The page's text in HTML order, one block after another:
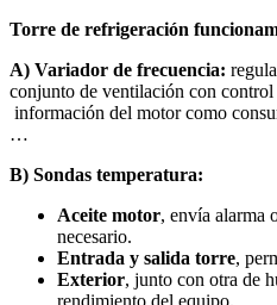
Torre de refrigeración
A) Variador de frecuencia:
conjunto de ventilación con
información del motor como
…
B) Sondas temperatura:
Aceite motor, envía alarma
necesario.
Entrada y salida torre,
Exterior, junto con otra de